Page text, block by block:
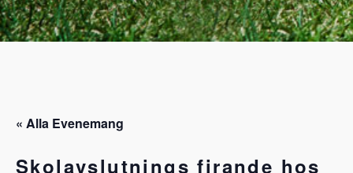
« Alla Evenemang
Skolavslutnings firande hos